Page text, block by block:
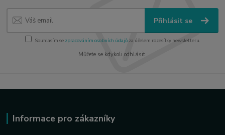
Přihlásit se
Souhlasím se zpracováním osobních údajůza účelem rozesílky newsletteru.
Můžete se kdykoli odhlásit.
Informace pro zákazníky